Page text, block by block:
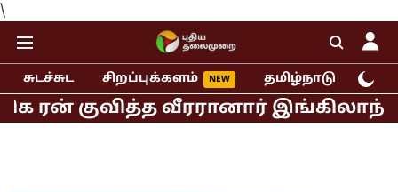
\
சுடச்சுட சிறப்புக்களம் தமிழ்நாடு
குவித்த வீரரானார் இங்கிலாந்து